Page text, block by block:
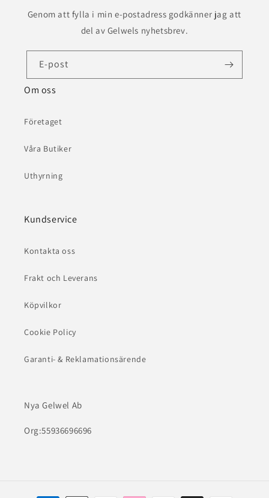
Genom att fylla i min e-postadress godkänner jag att
del av Gelwels nyhetsbrev.
E-post
Om oss
Företaget
Våra Butiker
Uthyrning
Kundservice
Kontakta oss
Frakt och Leverans
Köpvilkor
Cookie Policy
Garanti- & Reklamationsärende
Nya Gelwel Ab
Org:55936696696